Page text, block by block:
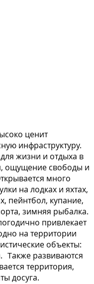
ценит
инфраструктуру.
жизни и отдыха в
ощущение свободы и
много
на лодках и яхтах,
пейнтбол, купание,
зимняя рыбалка.
привлекает
на территории
объекты:
Также развиваются
территория,
досуга.